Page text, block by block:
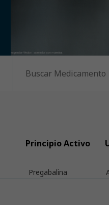
Principio Activo
Pregabalina